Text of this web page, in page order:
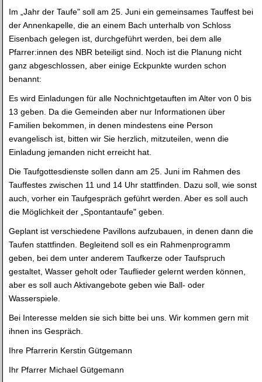
Im „Jahr der Taufe" soll am 25. Juni ein gemeinsames Tauffest bei
der Annenkapelle, die an einem Bach unterhalb von Schloss
Eisenbach gelegen ist, durchgeführt werden, bei dem alle
Pfarrer:innen des NBR beteiligt sind. Noch ist die Planung nicht
ganz abgeschlossen, aber einige Eckpunkte wurden schon
benannt:
Es wird Einladungen für alle Nochnichtgetauften im Alter von 0 bis
13 geben. Da die Gemeinden aber nur Informationen über
Familien bekommen, in denen mindestens eine Person
evangelisch ist, bitten wir Sie herzlich, mitzuteilen, wenn die
Einladung jemanden nicht erreicht hat.
Die Taufgottesdienste sollen dann am 25. Juni im Rahmen des
Tauffestes zwischen 11 und 14 Uhr stattfinden. Dazu soll, wie sonst
auch, vorher ein Taufgespräch geführt werden. Aber es soll auch
die Möglichkeit der „Spontantaufe" geben.
Geplant ist verschiedene Pavillons aufzubauen, in denen dann die
Taufen stattfinden. Begleitend soll es ein Rahmenprogramm
geben, bei dem unter anderem Taufkerze oder Taufspruch
gestaltet, Wasser geholt oder Tauflieder gelernt werden können,
aber es soll auch Aktivangebote geben wie Ball- oder
Wasserspiele.
Bei Interesse melden sie sich bitte bei uns. Wir kommen gern mit
ihnen ins Gespräch.
Ihre Pfarrerin Kerstin Gütgemann
Ihr Pfarrer Michael Gütgemann